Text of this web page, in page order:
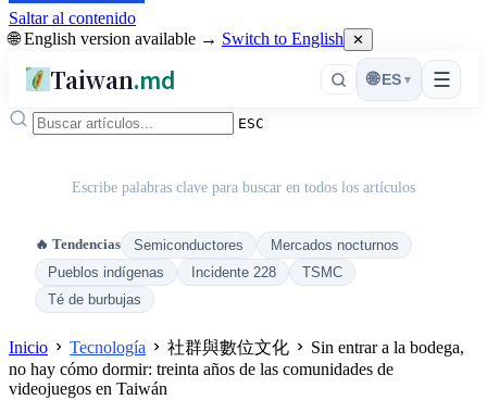
Saltar al contenido
🌐 English version available → Switch to English ✕
Taiwan.md ☰
🌐 ES ▾
ESC
Escribe palabras clave para buscar en todos los artículos
🔥 Tendencias Semiconductores
Mercados nocturnos
Pueblos indígenas
Incidente 228
TSMC
Té de burbujas
Inicio Tecnología 社群與數位文化
Sin entrar a la bodega,
no hay cómo dormir: treinta años de las comunidades de
videojuegos en Taiwán